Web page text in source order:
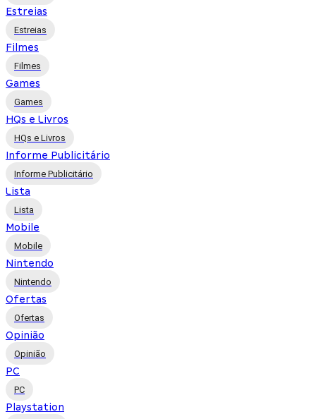
Estreias
Estreias
Filmes
Filmes
Games
Games
HQs e Livros
HQs e Livros
Informe Publicitário
Informe Publicitário
Lista
Lista
Mobile
Mobile
Nintendo
Nintendo
Ofertas
Ofertas
Opinião
Opinião
PC
PC
Playstation